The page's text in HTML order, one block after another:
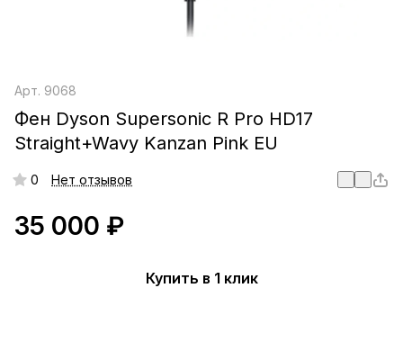
Арт. 9068
Фен Dyson Supersonic R Pro HD17
Straight+Wavy Kanzan Pink EU
0 Нет отзывов
35 000 ₽
Купить в 1 клик